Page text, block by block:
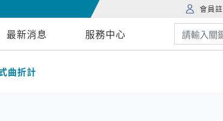
會員
最新消息 服務中心
曲折計